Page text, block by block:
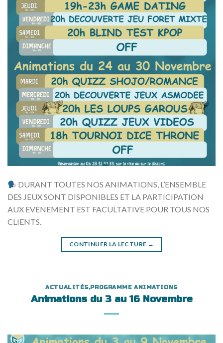
DURANT TOUTES NOS ANIMATIONS, L’ENSEMBLE
DES JEUX SONT DISPONIBLES ET LA PARTICIPATION
AUX EVENEMENT EST FACULTATIVE POUR TOUS NOS
CLIENTS.
CONTINUER LA LECTURE →
ACTUALITÉS,PROGRAMME ANIMATIONS
Animations du 3 au 16 Novembre